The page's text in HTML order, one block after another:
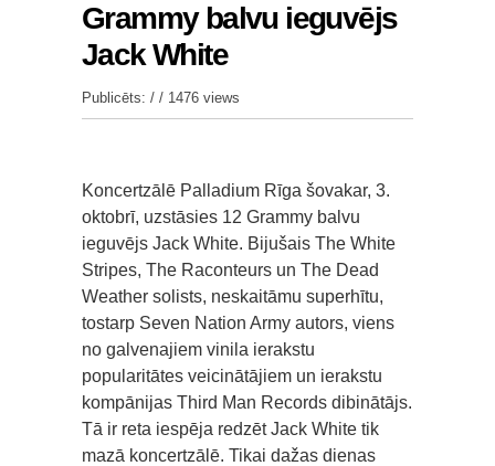
Grammy balvu ieguvējs
Jack White
Publicēts: / / 1476 views
Koncertzālē Palladium Rīga šovakar, 3.
oktobrī, uzstāsies 12 Grammy balvu
ieguvējs Jack White. Bijušais The White
Stripes, The Raconteurs un The Dead
Weather solists, neskaitāmu superhītu,
tostarp Seven Nation Army autors, viens
no galvenajiem vinila ierakstu
popularitātes veicinātājiem un ierakstu
kompānijas Third Man Records dibinātājs.
Tā ir reta iespēja redzēt Jack White tik
mazā koncertzālē. Tikai dažas dienas